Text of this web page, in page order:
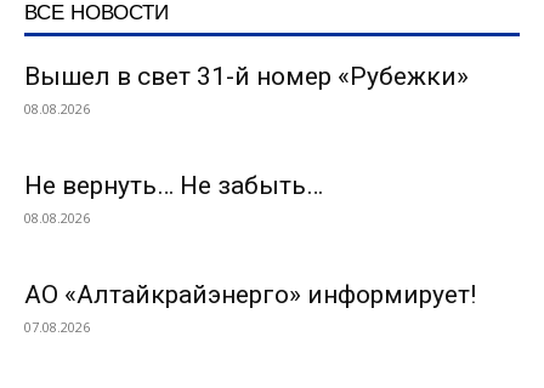
ВСЕ НОВОСТИ
Вышел в свет 31-й номер «Рубежки»
08.08.2026
Не вернуть… Не забыть…
08.08.2026
АО «Алтайкрайэнерго» информирует!
07.08.2026